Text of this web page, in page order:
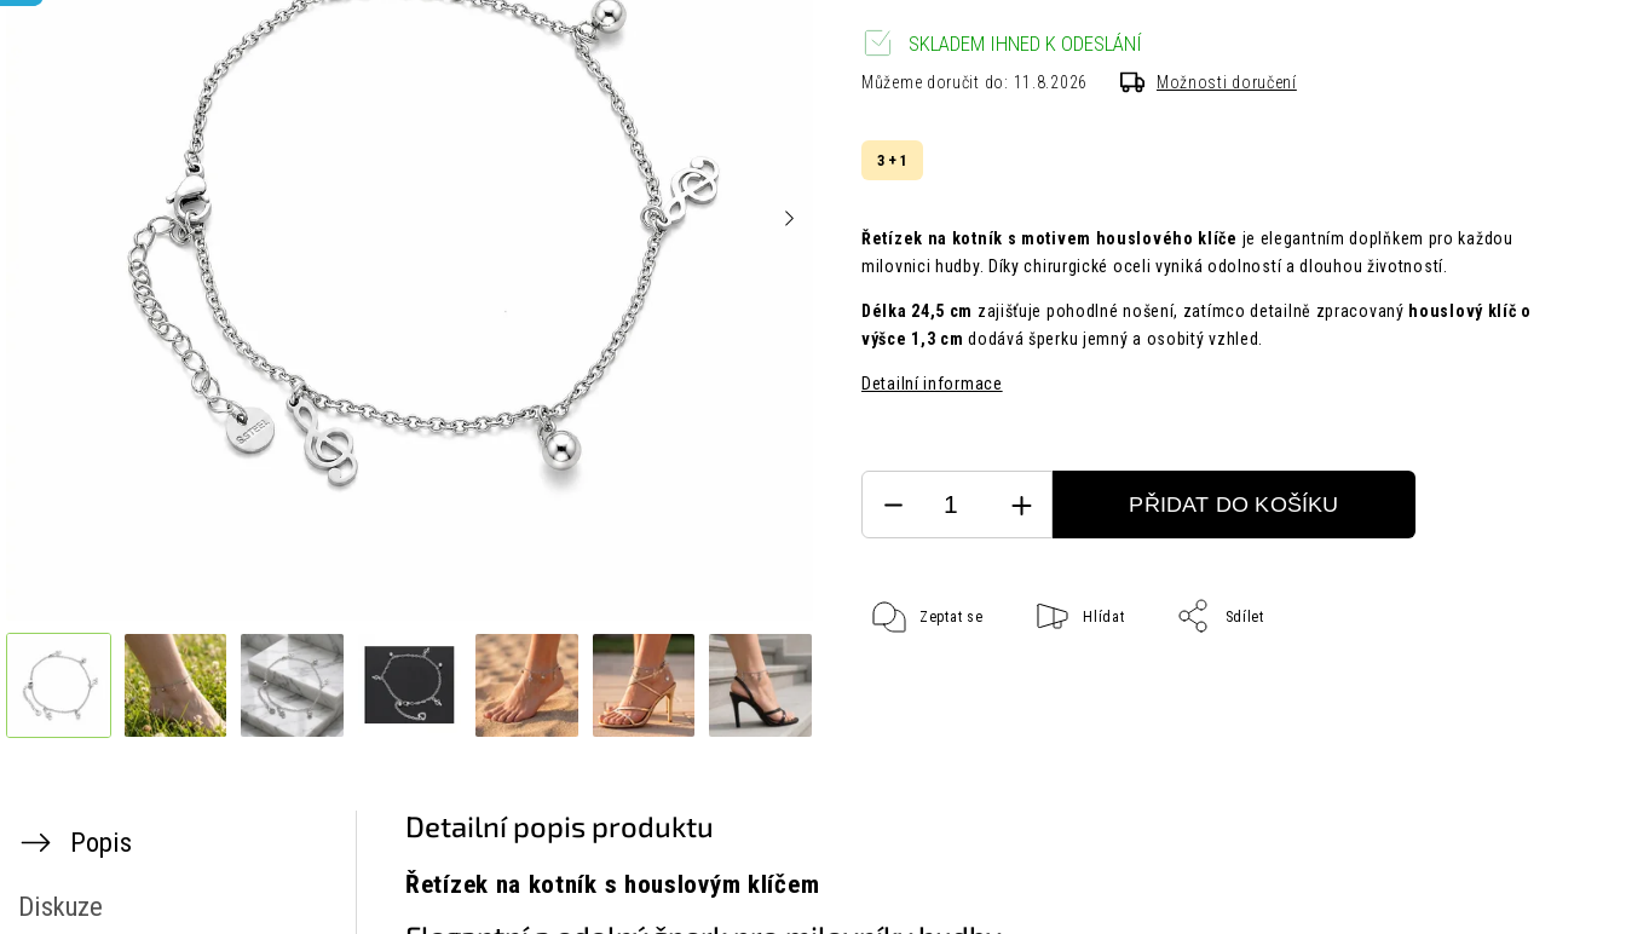
3 + 1
Řetízek na kotník s motivem houslového klíče je elegantním doplňkem pro každou
milovnici hudby. Díky chirurgické oceli vyniká odolností a dlouhou životností.
Délka 24,5 cm zajišťuje pohodlné nošení, zatímco detailně zpracovaný houslový klíč o
výšce 1,3 cm dodává šperku jemný a osobitý vzhled.
Detailní informace
SKLADEM IHNED K ODESLÁNÍ
Můžeme doručit do: 11.8.2026 Možnosti doručení
PŘIDAT DO KOŠÍKU
Zeptat se Hlídat Sdílet
Popis
Diskuze
Detailní popis produktu
Řetízek na kotník s houslovým klíčem